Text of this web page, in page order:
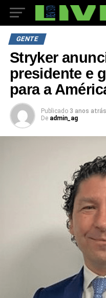
GENTE
Stryker
presidente e
para a
Publicado 3 anos atrás
De admin_ag